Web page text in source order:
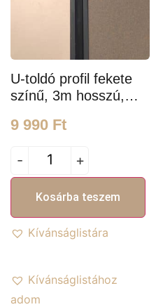
U-toldó profil fekete
színű, 3m hosszú,
mélységű
9 990 Ft
- +
Kosárba teszem
Kívánságlistára
Kívánságlistához
adom